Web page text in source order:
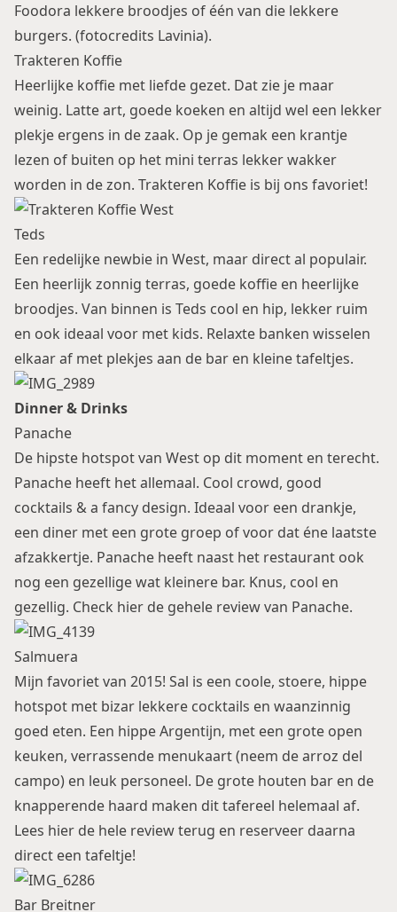
Foodora lekkere broodjes of één van die lekkere
burgers. (fotocredits Lavinia).
Trakteren Koffie
Heerlijke koffie met liefde gezet. Dat zie je maar
weinig. Latte art, goede koeken en altijd wel een lekker
plekje ergens in de zaak. Op je gemak een krantje
lezen of buiten op het mini terras lekker wakker
worden in de zon. Trakteren Koffie is bij ons favoriet!
Teds
Een redelijke newbie in West, maar direct al populair.
Een heerlijk zonnig terras, goede koffie en heerlijke
broodjes. Van binnen is Teds cool en hip, lekker ruim
en ook ideaal voor met kids. Relaxte banken wisselen
elkaar af met plekjes aan de bar en kleine tafeltjes.
Dinner & Drinks
Panache
De hipste hotspot van West op dit moment en terecht.
Panache heeft het allemaal. Cool crowd, good
cocktails & a fancy design. Ideaal voor een drankje,
een diner met een grote groep of voor dat éne laatste
afzakkertje. Panache heeft naast het restaurant ook
nog een gezellige wat kleinere bar. Knus, cool en
gezellig. Check hier de gehele review van Panache.
Salmuera
Mijn favoriet van 2015! Sal is een coole, stoere, hippe
hotspot met bizar lekkere cocktails en waanzinnig
goed eten. Een hippe Argentijn, met een grote open
keuken, verrassende menukaart (neem de arroz del
campo) en leuk personeel. De grote houten bar en de
knapperende haard maken dit tafereel helemaal af.
Lees hier de hele review terug en reserveer daarna
direct een tafeltje!
Bar Breitner